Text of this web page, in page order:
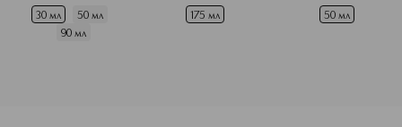
30 мл
50 мл
90 мл
175 мл 50 мл